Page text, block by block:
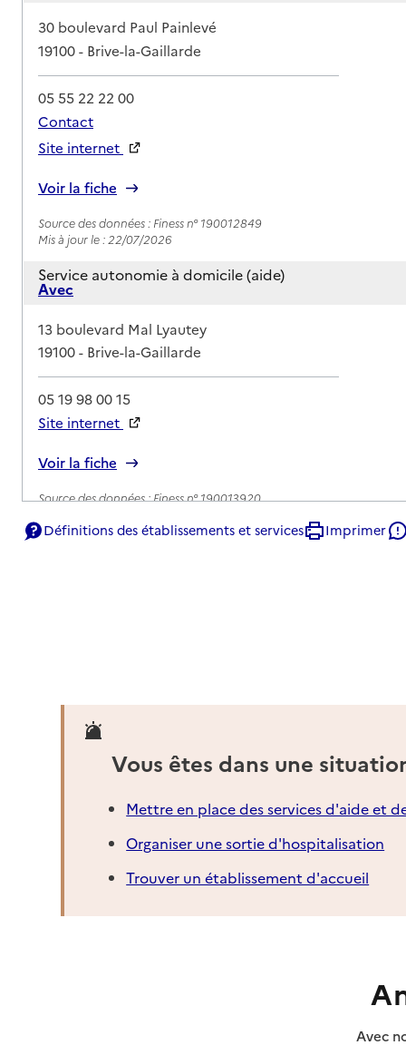
Adresse
30 boulevard Paul Painlevé
19100- Brive-la-Gaillarde
05 55 22 22 00
Contact
Site internet
Voir la fiche
Source des données : Finess n° 190012849
Mis à jour le : 22/07/2026
Service autonomie à domicile (aide)
Avec
Adresse
13 boulevard Mal Lyautey
19100- Brive-la-Gaillarde
05 19 98 00 15
Site internet
Voir la fiche
Source des données : Finess n° 190013920
Site internet
Rapport HAS
Voir la fiche
Source des données : Finess n° 190013011
Définitions des établissements et services Imprimer
Vous êtes dans une
Mettre en place des services d'aide et
Organiser une sortie d'hospitalisation
Trouver un établissement d'accueil
Avec